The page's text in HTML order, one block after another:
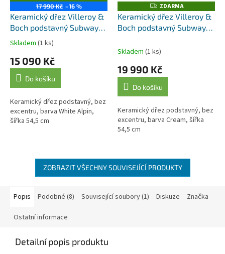
D
A
R
M
A
17 990 Kč –16 %
Keramický dřez Villeroy &
Boch podstavný Subway
60 SU, 331001R1, White
Průměrné
produktu
4,8
5
hvězdiček.
Skladem (1 ks)
15 090 Kč
Do košíku
Keramický dřez podstavný, bez
excentru, barva White Alpin,
šířka 54,5 cm
Z
D
A
R
ZDARMA
Keramický dřez Villeroy &
Boch podstavný Subway
Skladem (1 ks)
19 990 Kč
Do košíku
Keramický dřez podstavný, bez
excentru, barva Cream, šířka
54,5 cm
ZOBRAZIT VŠECHNY SOUVISEJÍCÍ PRODUKTY
Popis Podobné (8) Související soubory (1) Diskuze Značka
Ostatní informace
Detailní popis produktu